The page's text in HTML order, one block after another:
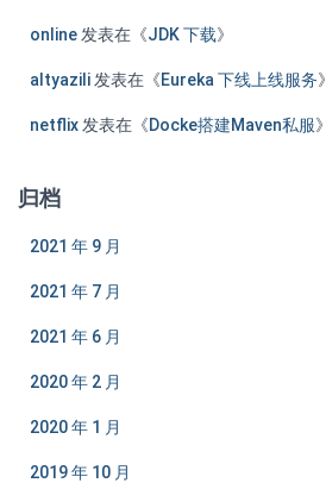
online 发表在《JDK 下载》
altyazili 发表在《Eureka 下线上线服务》
netflix 发表在《Docke搭建Maven私服》
归档
2021 年 9 月
2021 年 7 月
2021 年 6 月
2020 年 2 月
2020 年 1 月
2019 年 10 月